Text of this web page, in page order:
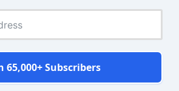
65,000+ Subscribers